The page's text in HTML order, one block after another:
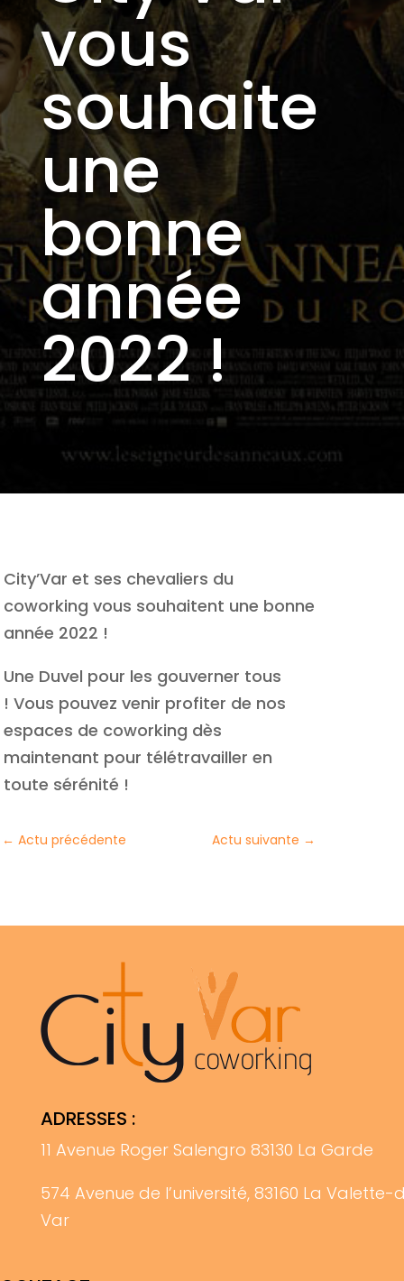
vous
souhaite
une
bonne
année
2022 !
City’Var et ses chevaliers du
coworking vous souhaitent une bonne
année 2022 !
Une Duvel pour les gouverner tous
! Vous pouvez venir profiter de nos
espaces de coworking dès
maintenant pour télétravailler en
toute sérénité !
← Actu précédente Actu suivante →
ADRESSES :
11 Avenue Roger Salengro 83130 La Garde
574 Avenue de l’université, 83160 La Valette-
Var